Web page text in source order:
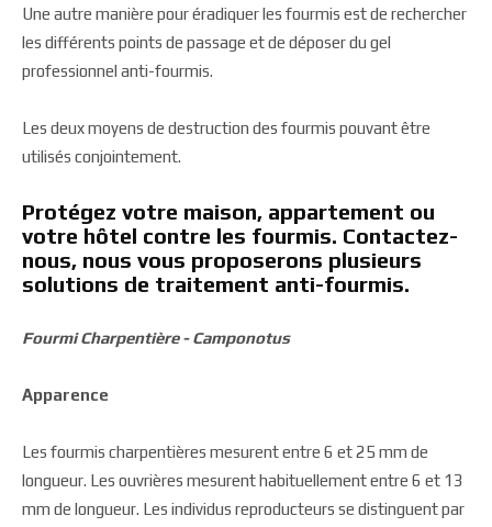
Une autre manière pour éradiquer les fourmis est de rechercher
les différents points de passage et de déposer du gel
professionnel anti-fourmis.
Les deux moyens de destruction des fourmis pouvant être
utilisés conjointement.
Protégez votre maison, appartement ou
votre hôtel contre les fourmis. Contactez-
nous, nous vous proposerons plusieurs
solutions de traitement anti-fourmis.
Fourmi Charpentière - Camponotus
Apparence
Les fourmis charpentières mesurent entre 6 et 25 mm de
longueur. Les ouvrières mesurent habituellement entre 6 et 13
mm de longueur. Les individus reproducteurs se distinguent par